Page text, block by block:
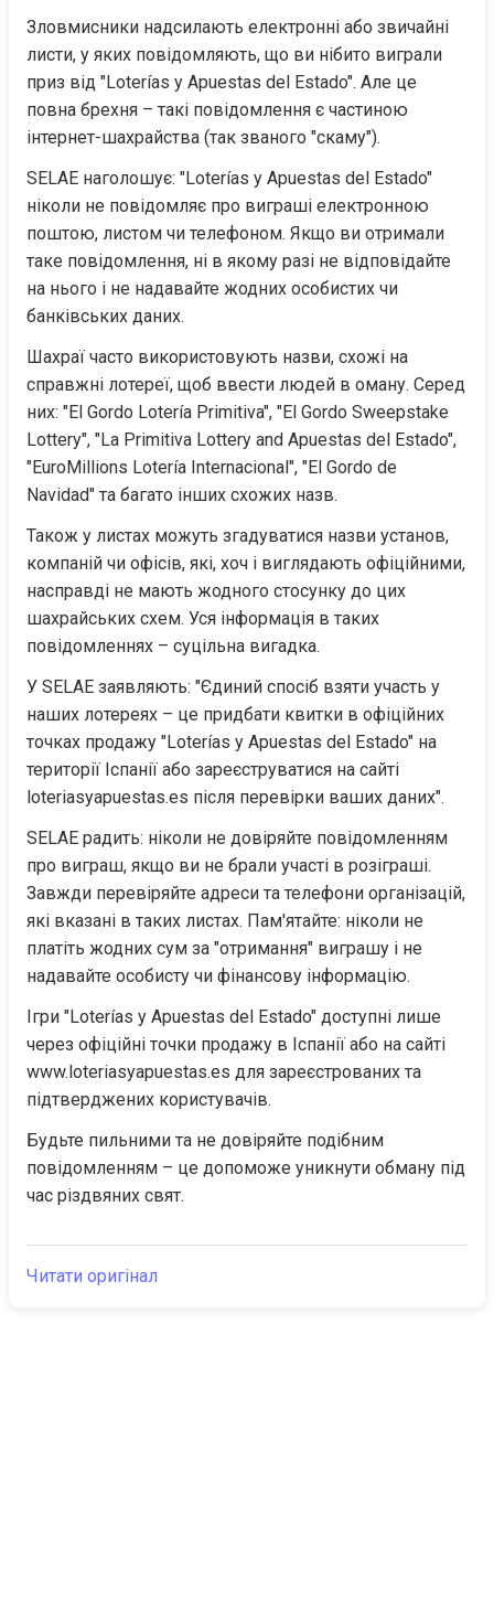
Зловмисники надсилають електронні або звичайні
листи, у яких повідомляють, що ви нібито виграли
приз від "Loterías y Apuestas del Estado". Але це
повна брехня – такі повідомлення є частиною
інтернет-шахрайства (так званого "скаму").
SELAE наголошує: "Loterías y Apuestas del Estado"
ніколи не повідомляє про виграші електронною
поштою, листом чи телефоном. Якщо ви отримали
таке повідомлення, ні в якому разі не відповідайте
на нього і не надавайте жодних особистих чи
банківських даних.
Шахраї часто використовують назви, схожі на
справжні лотереї, щоб ввести людей в оману. Серед
них: "El Gordo Lotería Primitiva", "El Gordo Sweepstake
Lottery", "La Primitiva Lottery and Apuestas del Estado",
"EuroMillions Lotería Internacional", "El Gordo de
Navidad" та багато інших схожих назв.
Також у листах можуть згадуватися назви установ,
компаній чи офісів, які, хоч і виглядають офіційними,
насправді не мають жодного стосунку до цих
шахрайських схем. Уся інформація в таких
повідомленнях – суцільна вигадка.
У SELAE заявляють: "Єдиний спосіб взяти участь у
наших лотереях – це придбати квитки в офіційних
точках продажу "Loterías y Apuestas del Estado" на
території Іспанії або зареєструватися на сайті
loteriasyapuestas.es після перевірки ваших даних".
SELAE радить: ніколи не довіряйте повідомленням
про виграш, якщо ви не брали участі в розіграші.
Завжди перевіряйте адреси та телефони організацій,
які вказані в таких листах. Пам'ятайте: ніколи не
платіть жодних сум за "отримання" виграшу і не
надавайте особисту чи фінансову інформацію.
Ігри "Loterías y Apuestas del Estado" доступні лише
через офіційні точки продажу в Іспанії або на сайті
www.loteriasyapuestas.es для зареєстрованих та
підтверджених користувачів.
Будьте пильними та не довіряйте подібним
повідомленням – це допоможе уникнути обману під
час різдвяних свят.
Читати оригінал